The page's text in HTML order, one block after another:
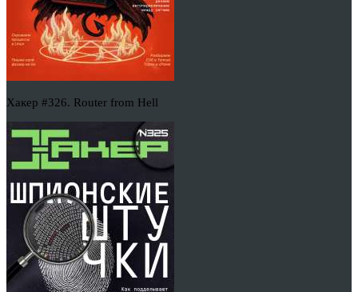
Хакер #326. Router from Hell